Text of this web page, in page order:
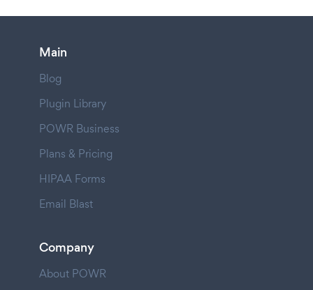
Main
Blog
Plugin Library
POWR Business
Plans & Pricing
HIPAA Forms
Email Blast
Company
About POWR